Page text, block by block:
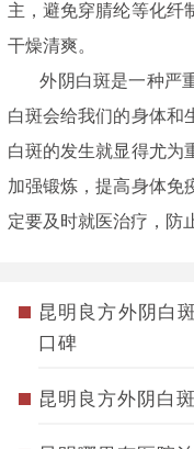
主，避免穿腈纶等化纤
干燥清爽。
外阴白斑是一种严重
白斑会给我们的身体和
白斑的发生就显得尤为
加强锻炼，提高身体免
定要及时就医治疗，防
昆明良方外阴白
口碑
昆明良方外阴白